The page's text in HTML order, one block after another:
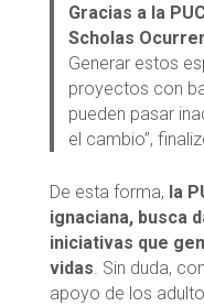
Gracias a la
Scholas
Generar estos
proyectos con
pueden pasar
el cambio”,
De esta forma, la
ignaciana, busca
iniciativas que
vidas . Sin duda,
apoyo de los